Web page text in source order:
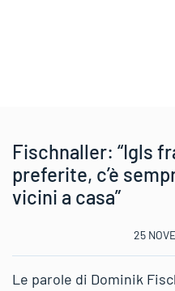
Fischnaller: “Igls
preferite, c’è
vicini a casa”
25
Le parole di Dominik